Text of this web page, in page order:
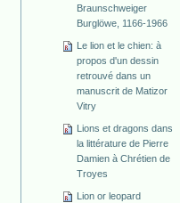
Braunschweiger
Burglöwe, 1166-1966
Le lion et le chien: à
propos d'un dessin
retrouvé dans un
manuscrit de Matizor
Vitry
Lions et dragons dans
la littérature de Pierre
Damien à Chrétien de
Troyes
Lion or leopard